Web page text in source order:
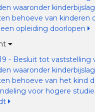
waaronder
behoeve van kinderen
opleiding doorlopen
- Besluit tot vaststelling
waaronder
behoeve van het kind
voor hogere